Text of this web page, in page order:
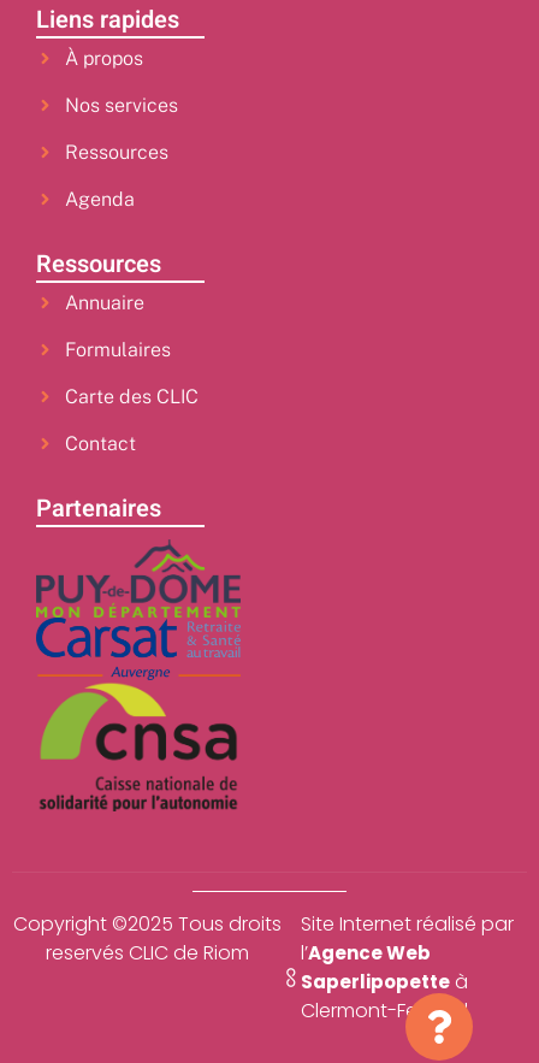
Liens rapides
À propos
Nos services
Ressources
Agenda
Ressources
Annuaire
Formulaires
Carte des CLIC
Contact
Partenaires
Copyright ©2025 Tous droits
reservés CLIC de Riom
Site Internet réalisé par
l’Agence Web
Saperlipopetteà
Clermont-Ferrand